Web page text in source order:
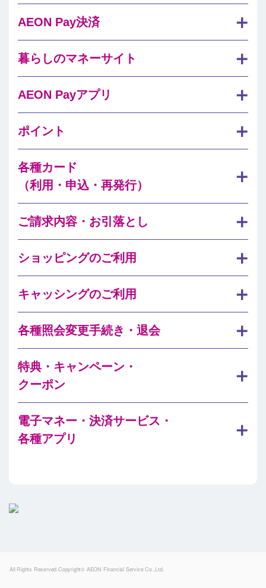
AEON Pay決済
暮らしのマネーサイト
AEON Payアプリ
ポイント
各種カード
（利用・申込・再発行）
ご請求内容・お引落とし
ショッピングのご利用
キャッシングのご利用
各種照会変更手続き・退会
特典・キャンペーン・
クーポン
電子マネー・決済サービス・
各種アプリ
All Rights Reserved.Copyright© AEON Financial Service Co.,Ltd.Powered by